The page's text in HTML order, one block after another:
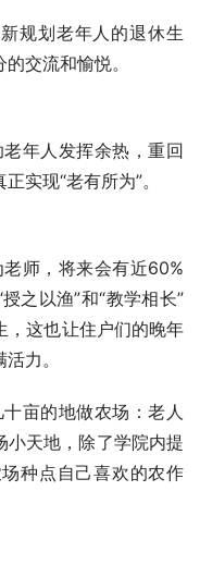
化娱乐活动，每
年人快乐常在。
划老年人的退休生
的交流和愉悦。
年人发挥余热，重回
实现“老有所为”。
之以渔”和“教学相长”
，这也让住户们的晚年
力。